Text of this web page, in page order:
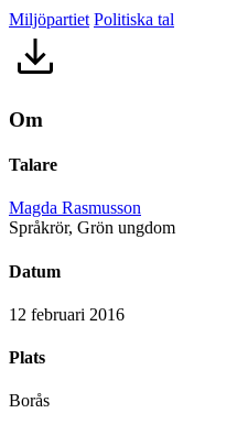
Miljöpartiet Politiska tal
Om
Talare
Magda Rasmusson
Språkrör, Grön ungdom
Datum
12 februari 2016
Plats
Borås